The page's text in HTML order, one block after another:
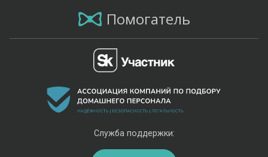
Помогатель
Служба поддержки: